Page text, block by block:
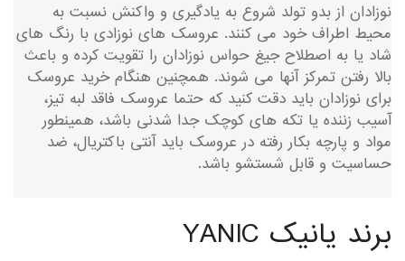
نوزادان از بدو تولد شروع به یادگیری و واکنش نسبت به
محیط اطراف خود می کنند. عروسک های نوزادی با رنگ های
شاد یا به اصطلاح جیغ حواس نوزادان را تقویت کرده و باعث
بالا رفتن تمرکز آنها می شوند. همچنین هنگام خرید عروسک
برای نوزادان باید دقت کنید که حتما عروسک فاقد لبه تیز،
آسیب زننده یا تکه های کوچک جدا شدنی باشد، همینطور
مواد و پارچه بکار رفته در عروسک باید آنتی باکتریال، ضد
حساسیت و قابل شستشو باشد.
برند یانیک YANIC